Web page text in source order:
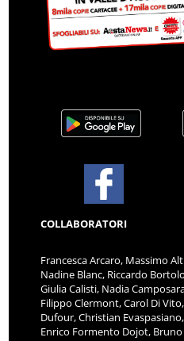
COLLABORATORI
Francesca Arcaro, Massimo
Nadine Blanc, Riccardo
Giulia Calisti, Nadia
Filippo Clermont, Carol Di
Dufour, Christian
Enrico Formento Dojot, Bruno